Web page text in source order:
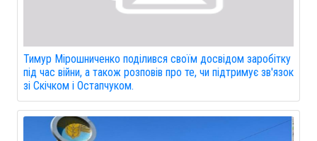
Тимур Мірошниченко поділився своїм досвідом заробітку
під час війни, а також розповів про те, чи підтримує зв'язок
зі Скічком і Остапчуком.